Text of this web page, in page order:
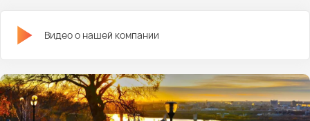
Видео о нашей компании